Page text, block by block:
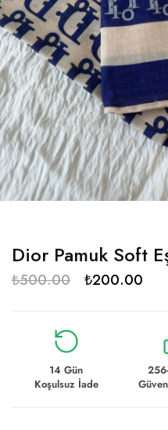
Dior Pamuk Soft
₺500.00 ₺200.00
14 Gün
Koşulsuz İade